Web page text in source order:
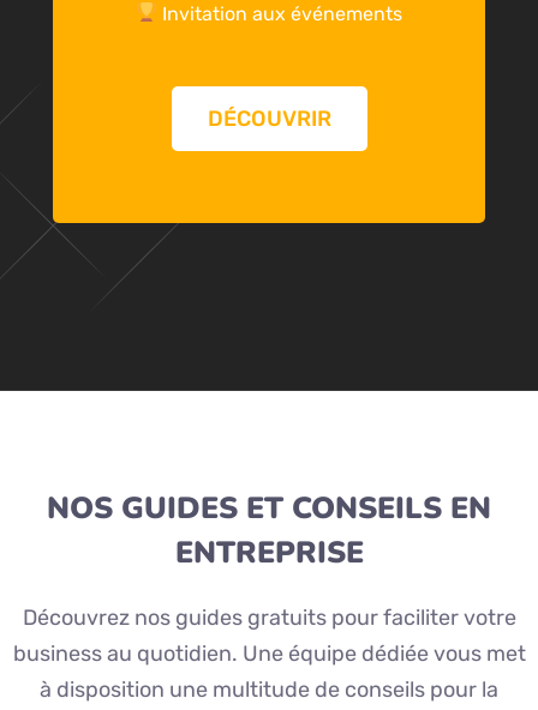
Invitation aux événements
DÉCOUVRIR
NOS GUIDES ET CONSEILS EN
ENTREPRISE
Découvrez nos guides gratuits pour faciliter votre
business au quotidien. Une équipe dédiée vous met
à disposition une multitude de conseils pour la